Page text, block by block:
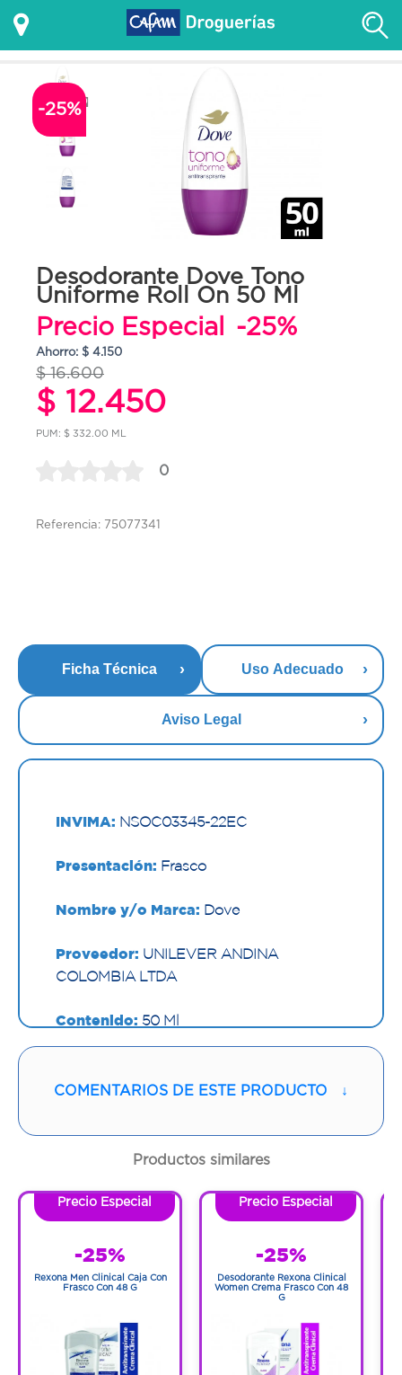
-25%
Desodorante Dove Tono
Uniforme Roll On 50 Ml
Precio Especial -25%
Ahorro: $ 4.150
$ 16.600
$ 12.450
PUM: $ 332.00 ML
0
Referencia: 75077341
Ficha Técnica Uso Adecuado
Aviso Legal
INVIMA: NSOC03345-22EC
Presentación: Frasco
Nombre y/o Marca: Dove
Proveedor: UNILEVER ANDINA
COLOMBIA LTDA
Contenido: 50 Ml
COMENTARIOS DE ESTE PRODUCTO ↓
Productos similares
Precio Especial
-25%
Rexona Men Clinical Caja Con
Frasco Con 48 G
Precio Especial
-25%
Desodorante Rexona Clinical
Women Crema Frasco Con 48
G